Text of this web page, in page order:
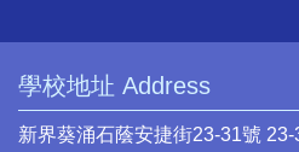
學校地址 Address
新界葵涌石蔭安捷街23-31號